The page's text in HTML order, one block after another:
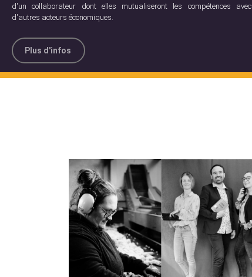
d'un collaborateur dont elles mutualiseront les compétences avec
d'autres acteurs économiques.
Plus d'infos